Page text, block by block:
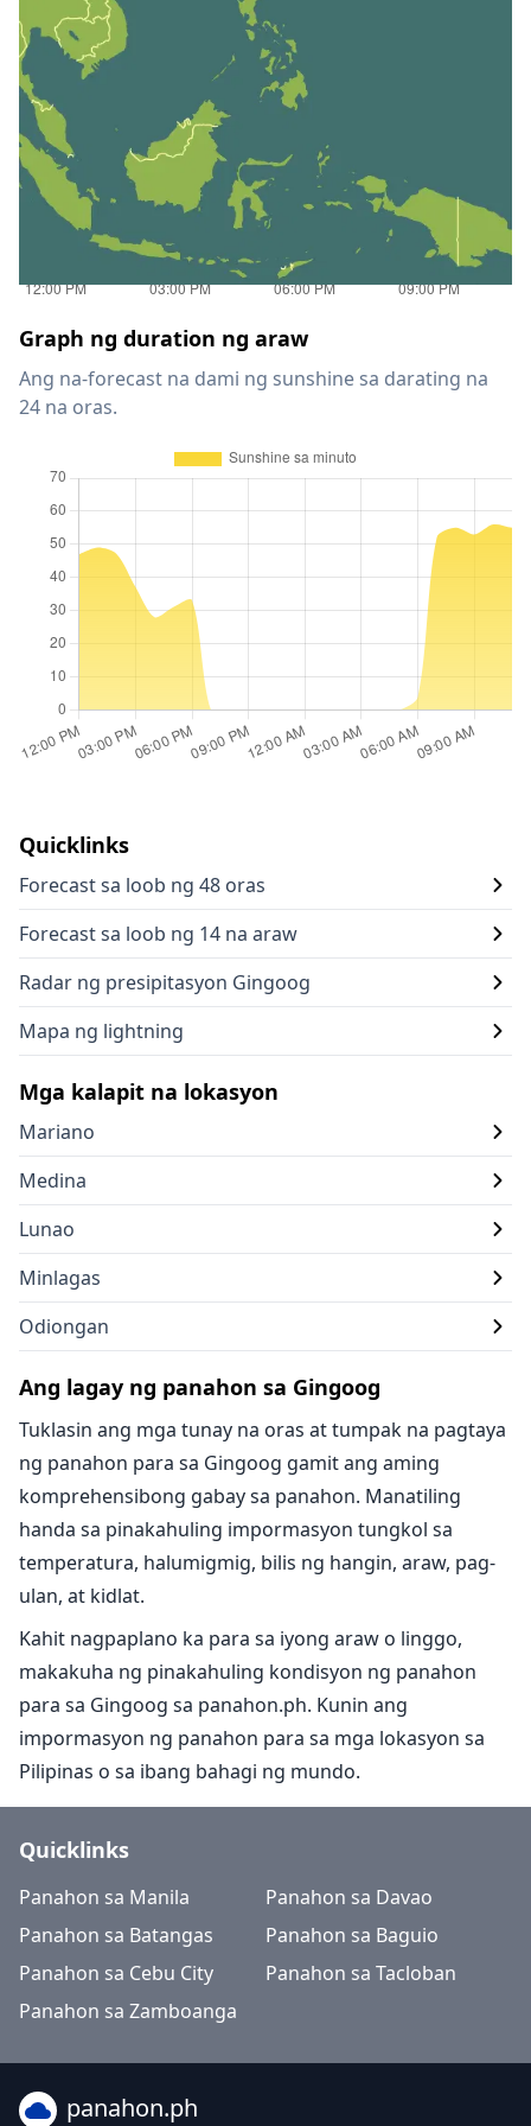
Graph ng duration ng araw
Ang na-forecast na dami ng sunshine sa darating na
24 na oras.
Quicklinks
Forecast sa loob ng 48 oras
Forecast sa loob ng 14 na araw
Radar ng presipitasyon Gingoog
Mapa ng lightning
Mga kalapit na lokasyon
Mariano
Medina
Lunao
Minlagas
Odiongan
Ang lagay ng panahon sa Gingoog
Tuklasin ang mga tunay na oras at tumpak na pagtaya
ng panahon para sa Gingoog gamit ang aming
komprehensibong gabay sa panahon. Manatiling
handa sa pinakahuling impormasyon tungkol sa
temperatura, halumigmig, bilis ng hangin, araw, pag-
ulan, at kidlat.
Kahit nagpaplano ka para sa iyong araw o linggo,
makakuha ng pinakahuling kondisyon ng panahon
para sa Gingoog sa panahon.ph. Kunin ang
impormasyon ng panahon para sa mga lokasyon sa
Pilipinas o sa ibang bahagi ng mundo.
Quicklinks
Panahon sa Manila
Panahon sa Davao
Panahon sa Batangas
Panahon sa Baguio
Panahon sa Cebu City
Panahon sa Tacloban
Panahon sa Zamboanga
panahon.ph